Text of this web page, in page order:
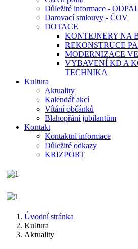
Důležité informace -
Darovací smlouvy - ČOV
DOTACE
KONTEJNERY NA
REKONSTRUCE
MODERNIZACE
VYBAVENÍ KD A
TECHNIKA
Kultura
Aktuality
Kalendář akcí
Vítání občánků
Blahopřání jubilantům
Kontakt
Kontaktní informace
Důležité odkazy
KRIZPORT
Úvodní stránka
Kultura
Aktuality